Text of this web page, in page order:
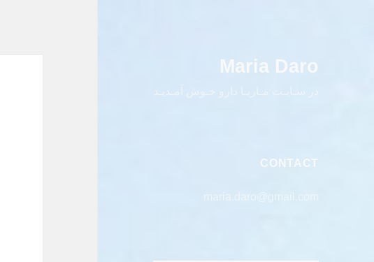
Maria Daro
در سـایـت مـاریـا دارو خـوش آمـدیـد
CONTACT